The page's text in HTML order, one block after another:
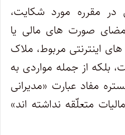
در مقرره مورد شکایت،
امضای صورت های مالی یا
های اینترنتی مربوط، ملاک
بلکه از جمله مواردی به
مفاد عبارت «مدیرانی
متعلّقه نداشته اند»